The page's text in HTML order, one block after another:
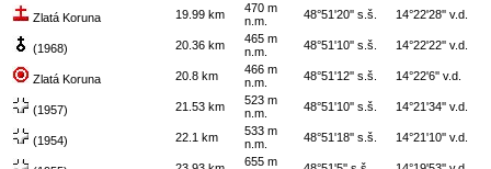
Zlatá Koruna 19.99 km
470 m
n.m.
48°51'20'' s.š. 14°22'28'' v.d.
(1968) 20.36 km
465 m
n.m.
48°51'10'' s.š. 14°22'22'' v.d.
Zlatá Koruna 20.8 km
466 m
n.m.
48°51'12'' s.š. 14°22'6'' v.d.
(1957) 21.53 km
523 m
n.m.
48°51'10'' s.š. 14°21'34'' v.d.
(1954) 22.1 km
533 m
n.m.
48°51'18'' s.š. 14°21'10'' v.d.
655 m